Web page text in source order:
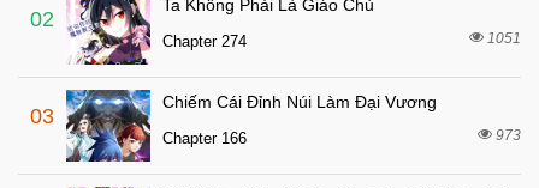
Chapter 34 5 tháng trước
Chapter 33
Chapter 32
Chapter 31
Chapter 30 5 tháng trước
02
Ta Không Phải Là Giáo Chủ
Chapter 274 1051
03
Chiếm Cái Đỉnh Núi Làm Đại Vương
Chapter 166 973